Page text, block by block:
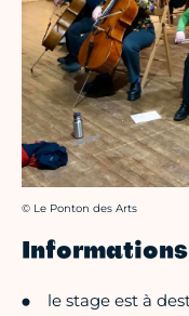
Crédit photo :
© Le Ponton des Arts
le stage est à